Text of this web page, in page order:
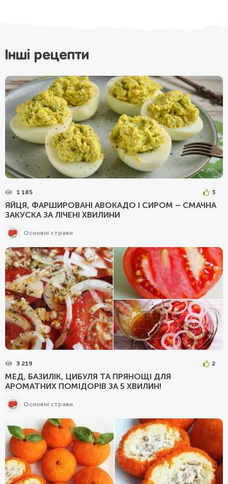
Інші рецепти
1 185 3
ЯЙЦЯ, ФАРШИРОВАНІ АВОКАДО І СИРОМ – СМАЧНА
ЗАКУСКА ЗА ЛІЧЕНІ ХВИЛИНИ
Основні страви
3 219 2
МЕД, БАЗИЛІК, ЦИБУЛЯ ТА ПРЯНОЩІ ДЛЯ
АРОМАТНИХ ПОМІДОРІВ ЗА 5 ХВИЛИН!
Основні страви